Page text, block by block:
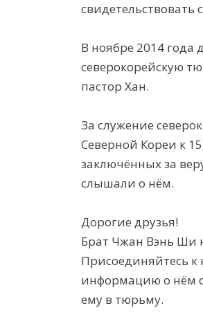
свидетельствовать
В ноябре 2014
северокорейскую
пастор Хан.
За служение
Северной Кореи к
заключённых за
слышали о нём.
Дорогие друзья!
Брат Чжан Вэнь Ши
Присоединяйтесь к
информацию о нём
ему в тюрьму.